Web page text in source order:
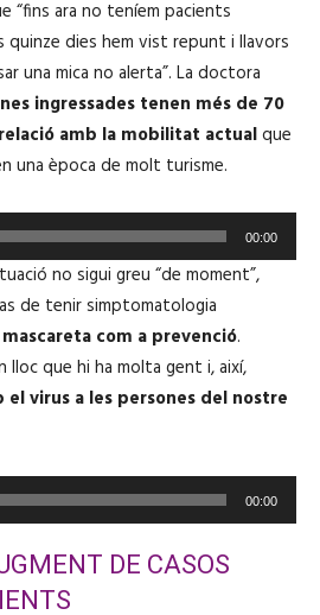
“fins ara no teníem pacients
quinze dies hem vist repunt i llavors
una mica no alerta”. La doctora
ingressades tenen més de 70
amb la mobilitat actualque
una època de molt turisme.
00:00
no sigui greu “de moment”,
de tenir simptomatologia
com a prevenció.
que hi ha molta gent i, així,
virus a les persones del nostre
00:00
DE CASOS